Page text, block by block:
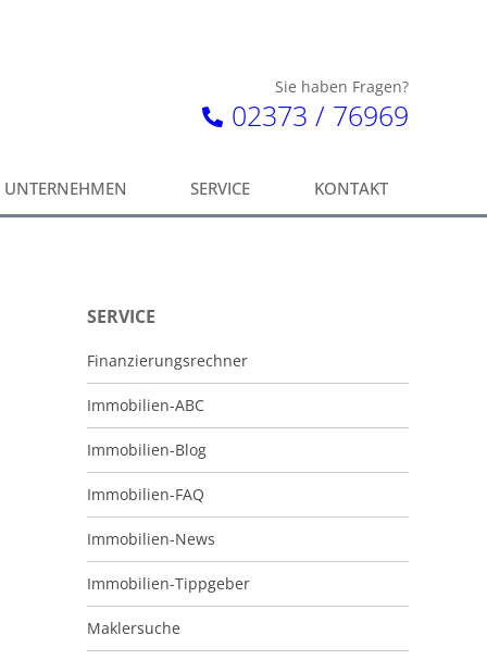
Sie haben Fragen?
02373 / 76969
UNTERNEHMEN SERVICE KONTAKT
SERVICE
Finanzierungsrechner
Immobilien-ABC
Immobilien-Blog
Immobilien-FAQ
Immobilien-News
Immobilien-Tippgeber
Maklersuche